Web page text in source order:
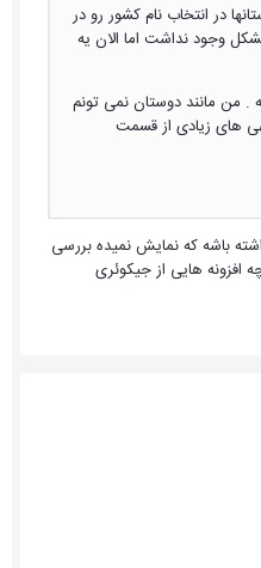
در انتخاب نام کشور رو در
وجود نداشت اما الان یه
من مانند دوستان نمی تونم
های زیادی از قسمت
باشه که نمایش نمیده بررسی
افزونه هایی از جیکوئری